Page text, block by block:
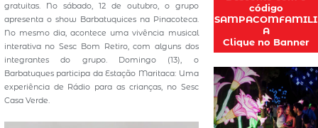
gratuitas. No sábado, 12 de outubro, o grupo
apresenta o show Barbatuquices na Pinacoteca.
No mesmo dia, acontece uma vivência musical
interativa no Sesc Bom Retiro, com alguns dos
integrantes do grupo. Domingo (13), o
Barbatuques participa da Estação Maritaca: Uma
experiência de Rádio para as crianças, no Sesc
Casa Verde.
código
SAMPACOMFAMILI
A
Clique no Banner